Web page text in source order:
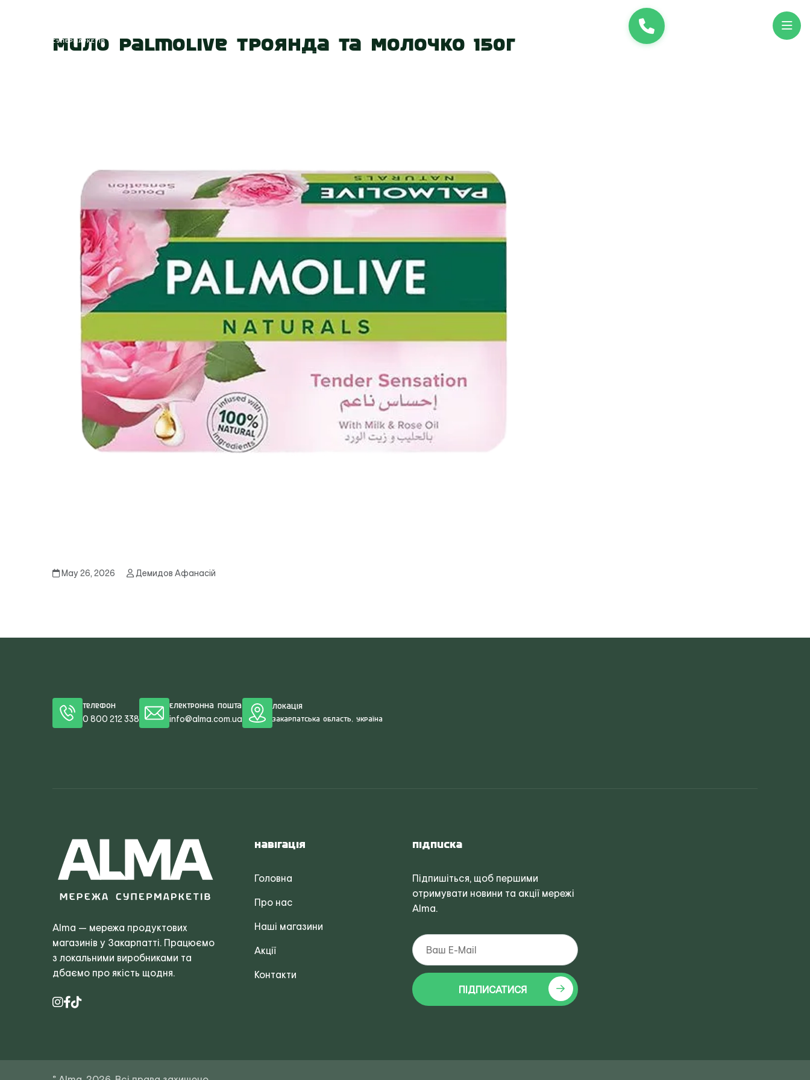
Мило Palmolive Троянда та Молочко 150г
May 26, 2026 Демидов Афанасій
Телефон
0 800 212 338
Електронна пошта
info@alma.com.ua
Локація
Закарпатська область, Україна
Alma — мережа продуктових
магазинів у Закарпатті. Працюємо
з локальними виробниками та
дбаємо про якість щодня.
Навігація
Головна
Про нас
Наші магазини
Акції
Контакти
Підписка
Підпишіться, щоб першими
отримувати новини та акції мережі
Alma.
ПІДПИСАТИСЯ